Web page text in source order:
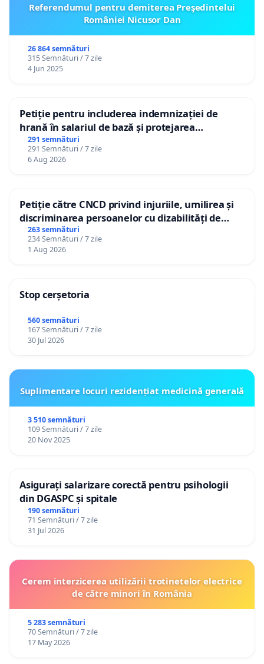
Referendumul pentru demiterea Preşedintelui
României Nicusor Dan
26 864 semnături
315 Semnături / 7 zile
4 Jun 2025
Petiție pentru includerea indemnizației de
hrană în salariul de bază și protejarea
gradațiilor de vechime pentru asistenții
personali
291 semnături
291 Semnături / 7 zile
6 Aug 2026
Petiție către CNCD privind injuriile, umilirea și
discriminarea persoanelor cu dizabilități de
către utilizatorul TikTok „Gorici”
263 semnături
234 Semnături / 7 zile
1 Aug 2026
Stop cerșetoria
560 semnături
167 Semnături / 7 zile
30 Jul 2026
Suplimentare locuri rezidențiat medicină generală
3 510 semnături
109 Semnături / 7 zile
20 Nov 2025
Asigurați salarizare corectă pentru psihologii
din DGASPC și spitale
190 semnături
71 Semnături / 7 zile
31 Jul 2026
Cerem interzicerea utilizării trotinetelor electrice
de către minori în România
5 283 semnături
70 Semnături / 7 zile
17 May 2026